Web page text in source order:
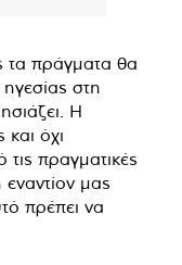
τα πράγματα θα
στη
Η
και όχι
πραγματικές
μας
πρέπει να